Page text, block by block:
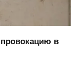
провокацию в